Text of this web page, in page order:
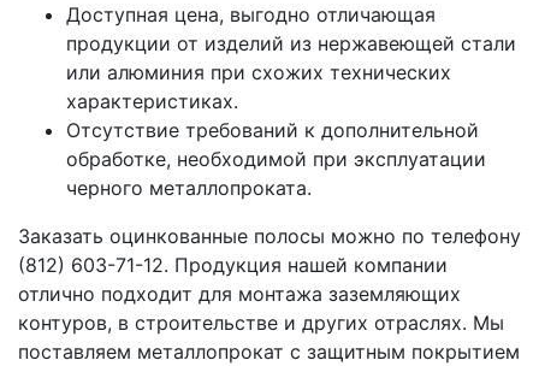
Доступная цена, выгодно отличающая
продукции от изделий из нержавеющей стали
или алюминия при схожих технических
характеристиках.
Отсутствие требований к дополнительной
обработке, необходимой при эксплуатации
черного металлопроката.
Заказать оцинкованные полосы можно по телефону
(812) 603-71-12. Продукция нашей компании
отлично подходит для монтажа заземляющих
контуров, в строительстве и других отраслях. Мы
поставляем металлопрокат с защитным покрытием